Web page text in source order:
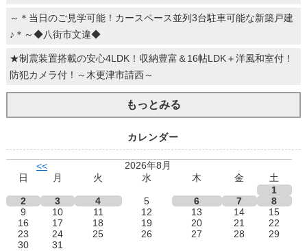
～＊当日のご見学可能！カースペース並列3台駐車可能な新築戸建
♪＊～◆八街市文違◆
★制震装置搭載の安心4LDK！収納豊富＆16帖LDK＋洋風和室付！
防犯カメラ付！～木更津市請西～
もっとみる
カレンダー
<<
2026年8月
日
月 火 水 木 金
土
1
2
3 4 5 6 7
8
9
10 11 12 13 14
15
16
17 18 19 20 21
22
23
24 25 26 27 28
29
30
31